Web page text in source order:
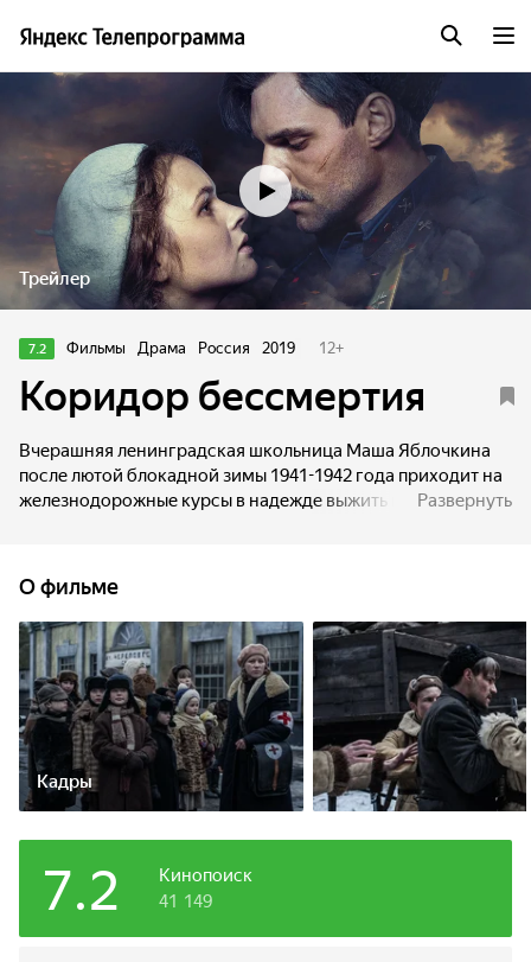
Трейлер
7.2 Фильмы Драма Россия 2019 12+
Коридор бессмертия
Вчерашняя ленинградская школьница Маша Яблочкина
после лютой блокадной зимы 1941-1942 года приходит на
железнодорожные курсы в надежде выжить и набраться
Большой землей и находящейся в прямой видимости
немецкой артиллерии. Так героиня попадает в 48-ю
паровозную колонну особого резерва НКПС, которой
ценой смертельного риска предстоит доставить в
Ленинград 75% всех грузов и военного снаряжения.
Развернуть
О фильме
Кадры
Кинопоиск
7.2 41 149